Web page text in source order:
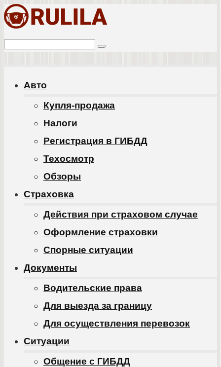
Перейти
контенту
Поиск:
Авто
Купля-продажа
Налоги
Регистрация в ГИБДД
Техосмотр
Обзоры
Cтраховка
Действия при страховом случае
Оформление страховки
Спорные ситуации
Документы
Водительские права
Для выезда за границу
Для осуществления перевозок
Ситуации
Общение с ГИБДД